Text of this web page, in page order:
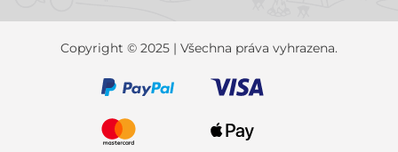
Copyright © 2025 | Všechna práva vyhrazena.